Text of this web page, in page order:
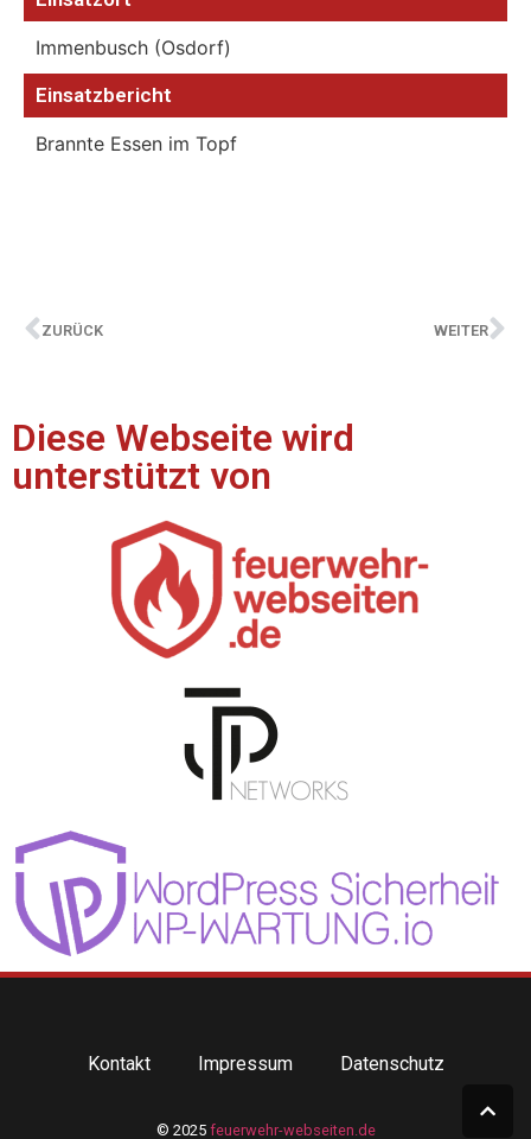
Immenbusch (Osdorf)
Einsatzbericht
Brannte Essen im Topf
ZURÜCK WEITER
Diese Webseite wird
unterstützt von
Kontakt Impressum Datenschutz
© 2025 feuerwehr-webseiten.de